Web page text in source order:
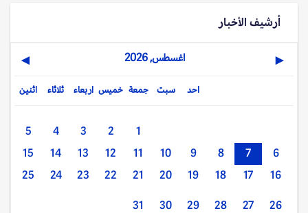
أرشيف الأخبار
◀ اغسطس, 2026 ▶
اثنين ثلاثاء اربعاء خميس جمعة سبت احد
1
2
3
4
5
6
7
8
9
10
11
12
13
14
15
16
17
18
19
20
21
22
23
24
25
26
27
28
29
30
31